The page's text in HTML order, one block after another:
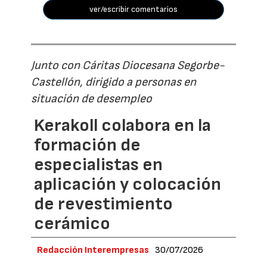
ver/escribir comentarios
Junto con Cáritas Diocesana Segorbe-
Castellón, dirigido a personas en
situación de desempleo
Kerakoll colabora en la
formación de
especialistas en
aplicación y colocación
de revestimiento
cerámico
Redacción Interempresas 30/07/2026